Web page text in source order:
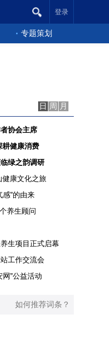
专题策划
登录
日 周 月
协会主席
耕健康消费
绿之韵调研
健康文化之旅
感”的由来
养生顾问
生项目正式启幕
工作交流会
”公益活动
如何推荐词条？